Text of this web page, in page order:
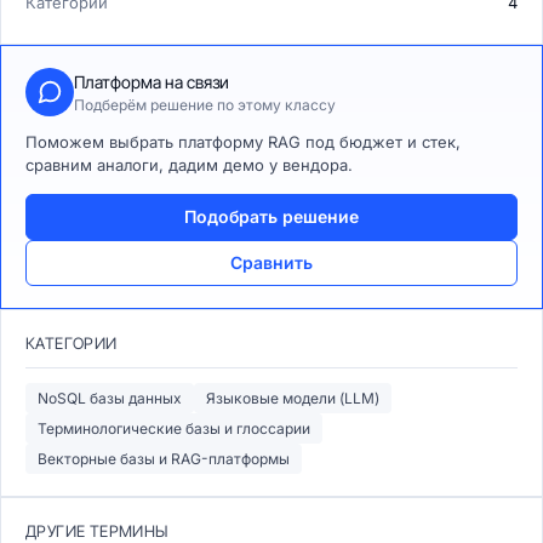
Платформа на связи
Подберём решение по этому классу
Поможем выбрать платформу RAG под бюджет и стек,
сравним аналоги, дадим демо у вендора.
Подобрать решение
Сравнить
КАТЕГОРИИ
NoSQL базы данных
Языковые модели (LLM)
Терминологические базы и глоссарии
Векторные базы и RAG-платформы
ДРУГИЕ ТЕРМИНЫ